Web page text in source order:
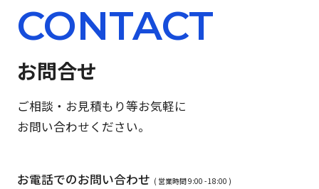
CONTACT
お問合せ
ご相談・お見積もり等お気軽に
お問い合わせください。
お電話でのお問い合わせ ( 営業時間 9:00 - 18:00 )